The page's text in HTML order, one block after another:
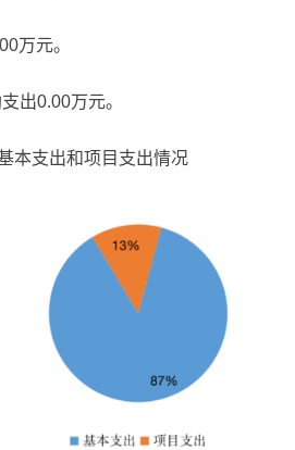
万元。
出0.00万元。
本支出和项目支出情况